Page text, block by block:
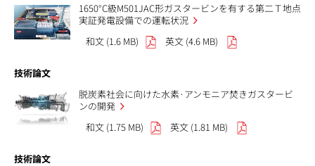
1650°C級M501JAC形ガスタービンを有する第二Ｔ地点
実証発電設備での運転状況
和文 (1.6 MB)
英文 (4.6 MB)
技術論文
脱炭素社会に向けた水素·アンモニア焚きガスタービ
ンの開発
和文 (1.75 MB)
英文 (1.81 MB)
技術論文